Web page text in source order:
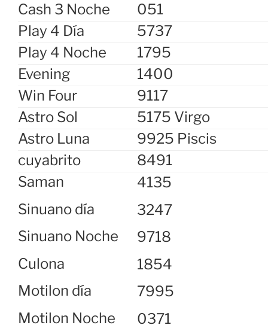
Cash 3 Noche
051
Play 4 Día
5737
Play 4 Noche
1795
Evening
1400
Win Four
9117
Astro Sol
5175 Virgo
Astro Luna
9925 Piscis
cuyabrito
8491
Saman
Sinuano día
Sinuano Noche
Culona
Motilon día
Motilon Noche
4135
3247
9718
1854
7995
0371